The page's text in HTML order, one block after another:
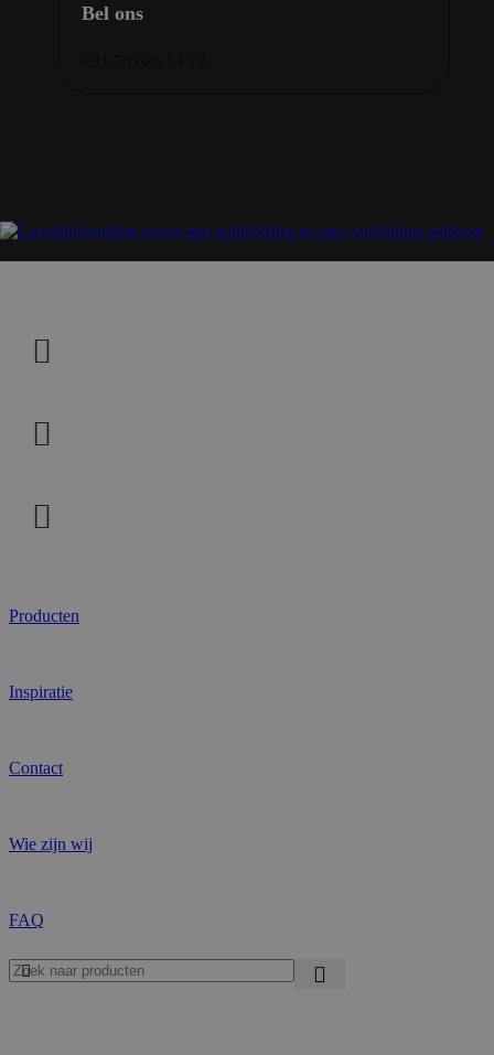
Bel ons
Producten
Inspiratie
Contact
Wie zijn wij
FAQ